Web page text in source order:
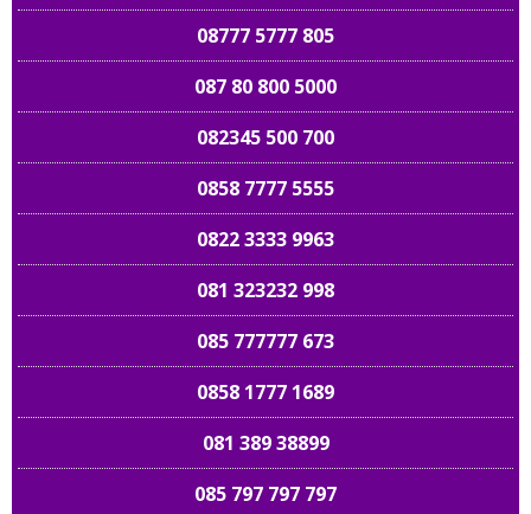
08777 5777 805
087 80 800 5000
082345 500 700
0858 7777 5555
0822 3333 9963
081 323232 998
085 777777 673
0858 1777 1689
081 389 38899
085 797 797 797